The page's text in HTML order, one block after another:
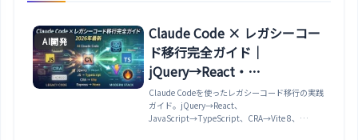
AI開発
Claude Code × レガシーコー
ド移行完全ガイド｜
jQuery→React・
JS→TypeScript・
CRA→Vite・
Express→Hono【2026年最
Claude Codeを使ったレガシーコード移行の実践
ガイド。jQuery→React、
JavaScript→TypeScript、CRA→Vite 8、